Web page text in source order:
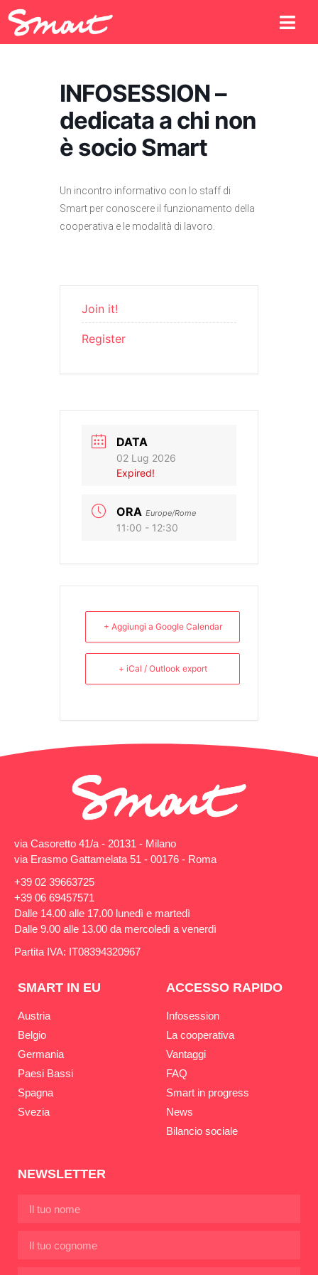
INFOSESSION –
dedicata a chi non
è socio Smart
Un incontro informativo con lo staff di
Smart per conoscere il funzionamento della
cooperativa e le modalità di lavoro.
Join it!
Register
DATA
02 Lug 2026
Expired!
ORA Europe/Rome
11:00 - 12:30
+ Aggiungi a Google Calendar
+ iCal / Outlook export
via Casoretto 41/a - 20131 - Milano
via Erasmo Gattamelata 51 - 00176 - Roma
+39 02 39663725
+39 06 69457571
Dalle 14.00 alle 17.00 lunedì e martedì
Dalle 9.00 alle 13.00 da mercoledì a venerdì
Partita IVA: IT08394320967
SMART IN EU
Austria
Belgio
Germania
Paesi Bassi
Spagna
Svezia
ACCESSO RAPIDO
Infosession
La cooperativa
Vantaggi
FAQ
Smart in progress
News
Bilancio sociale
NEWSLETTER